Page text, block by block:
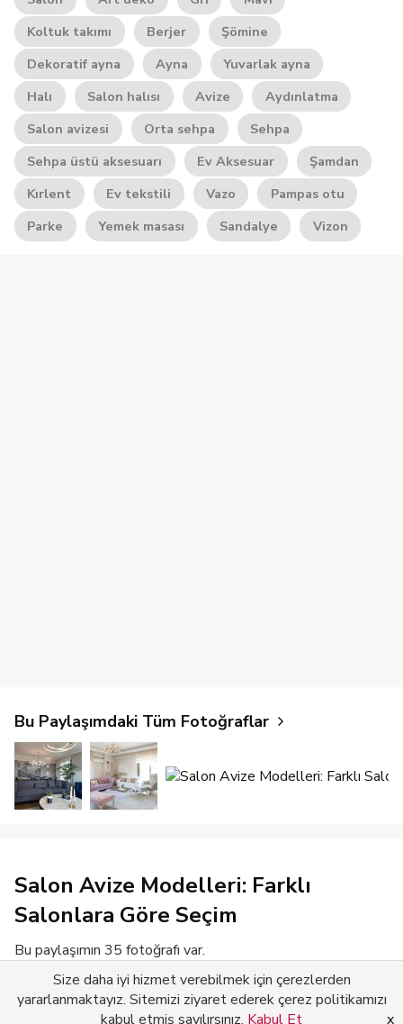
Koltuk takımı
Berjer
Şömine
Dekoratif ayna
Ayna
Yuvarlak ayna
Halı
Salon halısı Avize
Aydınlatma
Salon avizesi
Orta sehpa
Sehpa
Sehpa üstü aksesuarı
Ev Aksesuar
Şamdan
Kırlent
Ev tekstili Vazo
Pampas otu
Parke
Yemek masası Sandalye Vizon
Bu Paylaşımdaki Tüm Fotoğraflar
Salon Avize Modelleri: Farklı
Salonlara Göre Seçim
Bu paylaşımın 35 fotoğrafı var.
Devamını Gör
Size daha iyi hizmet verebilmek için çerezlerden
yararlanmaktayız. Sitemizi ziyaret ederek çerez politikamızı
kabul etmiş sayılırsınız. Kabul Et x